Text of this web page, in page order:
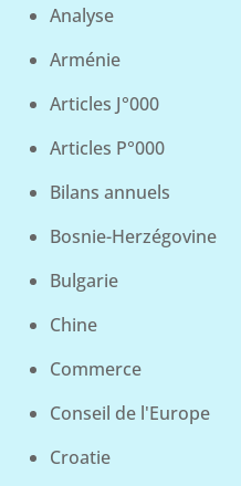
Analyse
Arménie
Articles J°000
Articles P°000
Bilans annuels
Bosnie-Herzégovine
Bulgarie
Chine
Commerce
Conseil de l'Europe
Croatie